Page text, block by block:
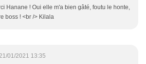
Hanane ! Oui elle m'a bien gâté, foutu le honte,
boss ! <br /> Kilala
01/2021 13:35